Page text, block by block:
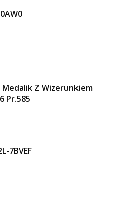
Medalik Z Wizerunkiem
Pr.585
7BVEF